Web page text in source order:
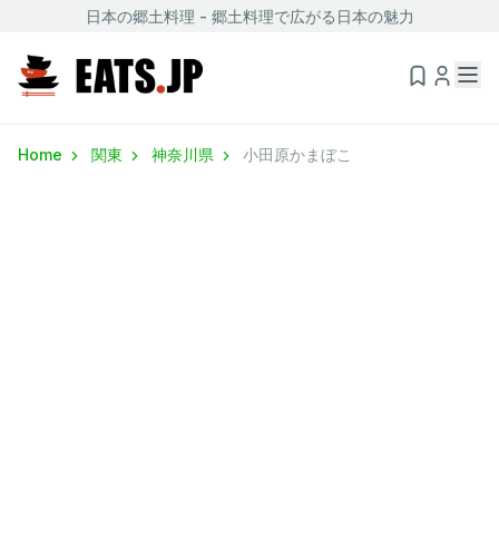
日本の郷土料理 - 郷土料理で広がる日本の魅力
Home 関東 神奈川県 小田原かまぼこ